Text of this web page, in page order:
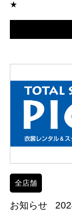
★
全店舗
お知らせ